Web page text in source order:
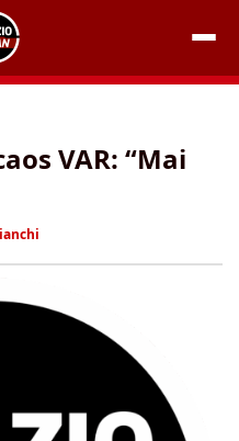
VAR: “Mai